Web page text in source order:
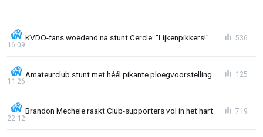
KVDO-fans woedend na stunt Cercle: "Lijkenpikkers!"
16:09
536
Amateurclub stunt met héél pikante ploegvoorstelling
11:26
125
Brandon Mechele raakt Club-supporters vol in het hart
22:12
719